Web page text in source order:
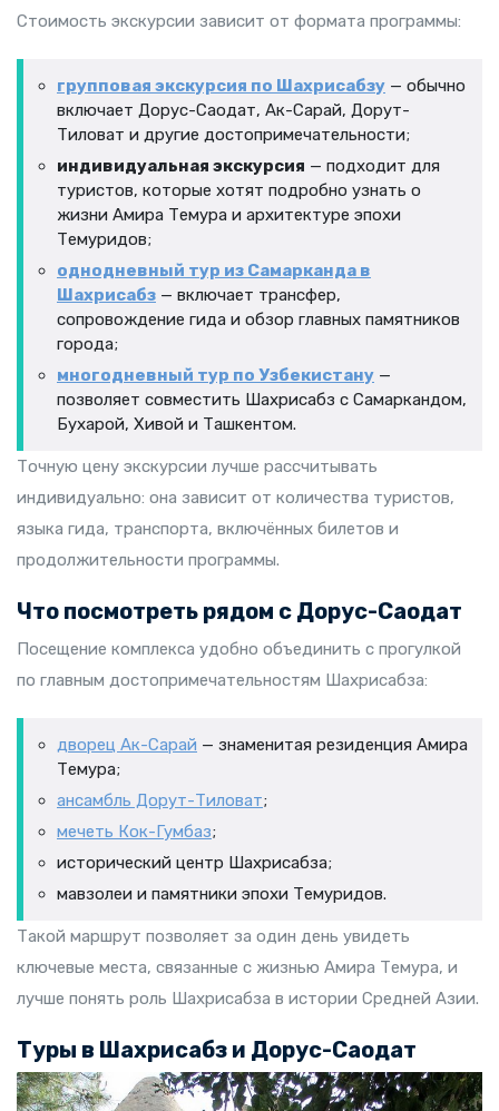
Стоимость экскурсии зависит от формата программы:
групповая экскурсия по Шахрисабзу — обычно
включает Дорус-Саодат, Ак-Сарай, Дорут-
Тиловат и другие достопримечательности;
индивидуальная экскурсия — подходит для
туристов, которые хотят подробно узнать о
жизни Амира Темура и архитектуре эпохи
Темуридов;
однодневный тур из Самарканда в
Шахрисабз — включает трансфер,
сопровождение гида и обзор главных памятников
города;
многодневный тур по Узбекистану —
позволяет совместить Шахрисабз с Самаркандом,
Бухарой, Хивой и Ташкентом.
Точную цену экскурсии лучше рассчитывать
индивидуально: она зависит от количества туристов,
языка гида, транспорта, включённых билетов и
продолжительности программы.
Что посмотреть рядом с Дорус-Саодат
Посещение комплекса удобно объединить с прогулкой
по главным достопримечательностям Шахрисабза:
дворец Ак-Сарай — знаменитая резиденция Амира
Темура;
ансамбль Дорут-Тиловат;
мечеть Кок-Гумбаз;
исторический центр Шахрисабза;
мавзолеи и памятники эпохи Темуридов.
Такой маршрут позволяет за один день увидеть
ключевые места, связанные с жизнью Амира Темура, и
лучше понять роль Шахрисабза в истории Средней Азии.
Туры в Шахрисабз и Дорус-Саодат